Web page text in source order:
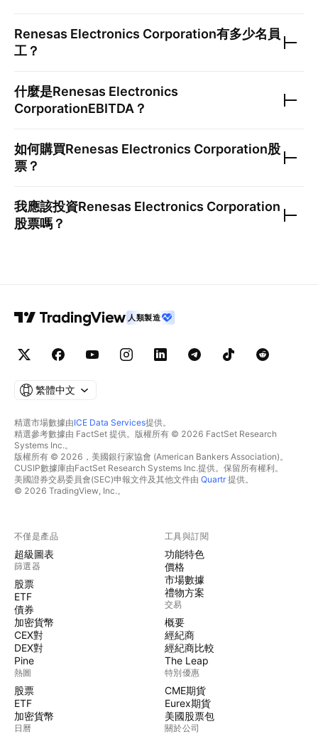
Renesas Electronics Corporation有多少名員
工？
什麼是Renesas Electronics
CorporationEBITDA？
如何購買Renesas Electronics Corporation股
票？
我應該投資Renesas Electronics Corporation
股票嗎？
人類製造
繁體中文
精選市場數據由ICE Data Services提供。
精選參考數據由 FactSet 提供。版權所有 © 2026 FactSet Research
Systems Inc.。
版權所有 © 2026，美國銀行家協會 (American Bankers Association)。
CUSIP數據庫由FactSet Research Systems Inc.提供。保留所有權利。
美國證券交易委員會(SEC)申報文件及其他文件由 Quartr提供。
© 2026 TradingView, Inc.。
不僅是產品
超級圖表
篩選器
股票
ETF
債券
加密貨幣
CEX對
DEX對
Pine
熱圖
股票
ETF
加密貨幣
日曆
工具與訂閱
功能特色
價格
市場數據
禮物方案
交易
概要
經紀商
經紀商比較
The Leap
特別優惠
CME期貨
Eurex期貨
美國股票包
關於公司